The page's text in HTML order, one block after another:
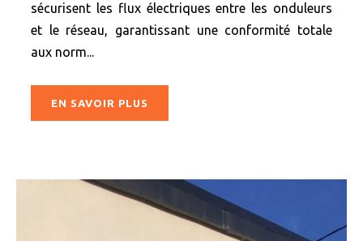
sécurisent les flux électriques entre les onduleurs
et le réseau, garantissant une conformité totale
aux norm...
EN SAVOIR PLUS